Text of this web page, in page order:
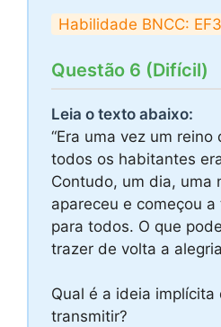
Habilidade BNCC:
Questão 6 (Difícil)
Leia o texto abaixo:
“Era uma vez um
todos os habitantes
Contudo, um dia, uma
apareceu e começou
para todos. O que
trazer de volta a
Qual é a ideia implícita
transmitir?